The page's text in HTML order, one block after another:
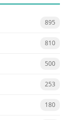
895
810
500
253
180